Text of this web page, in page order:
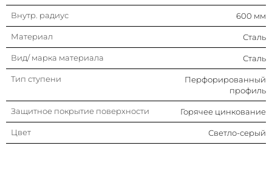
Внутр. радиус 600 мм
Материал Сталь
Вид/ марка материала Сталь
Тип ступени
Перфорированный
профиль
Защитное покрытие поверхности Горячее цинкование
Цвет Светло-серый